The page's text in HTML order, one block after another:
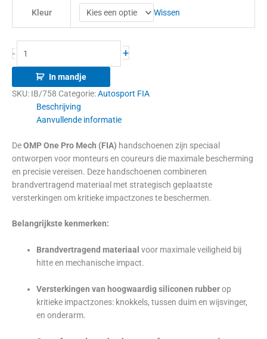
Kleur Wissen
- +
In mandje
SKU: IB/758 Categorie:Autosport FIA
Beschrijving
Aanvullende informatie
DeOMP One Pro Mech (FIA) handschoenen zijn speciaal
ontworpen voor monteurs en coureurs die maximale bescherming
en precisie vereisen. Deze handschoenen combineren
brandvertragend materiaal met strategisch geplaatste
versterkingen om kritieke impactzones te beschermen.
Belangrijkste kenmerken:
Brandvertragend materiaal voor maximale veiligheid bij
hitte en mechanische impact.
Versterkingen van hoogwaardig siliconen rubberop
kritieke impactzones: knokkels, tussen duim en wijsvinger,
en onderarm.